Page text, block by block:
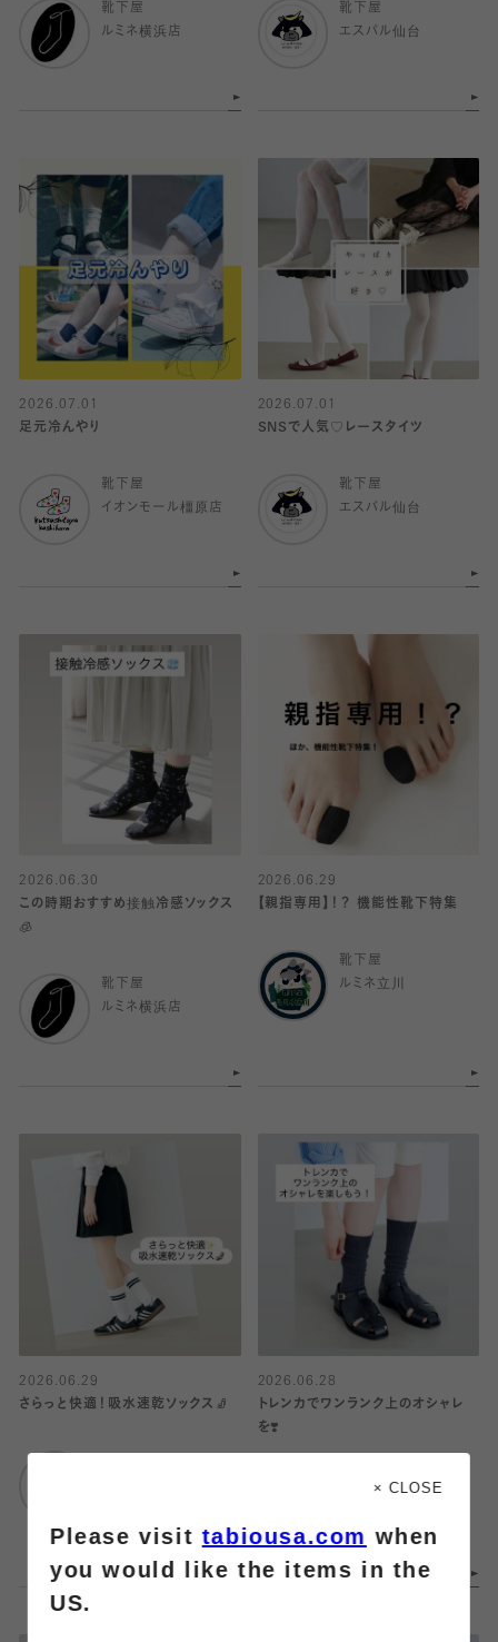
靴下屋
ルミネ横浜店
靴下屋
エスパル仙台
2026.07.01
足元冷んやり
靴下屋
イオンモール橿原店
2026.07.01
SNSで人気♡レースタイツ
靴下屋
エスパル仙台
2026.06.30
この時期おすすめ接触冷感ソックス
🧊
靴下屋
ルミネ横浜店
2026.06.29
【親指専用】！？ 機能性靴下特集
靴下屋
ルミネ立川
2026.06.29
さらっと快適！吸水速乾ソックス🧦
2026.06.28
トレンカでワンランク上のオシャレ
を❣️
靴下屋× CLOSE
Please visittabiousa.com when
you would like the items in the
US.